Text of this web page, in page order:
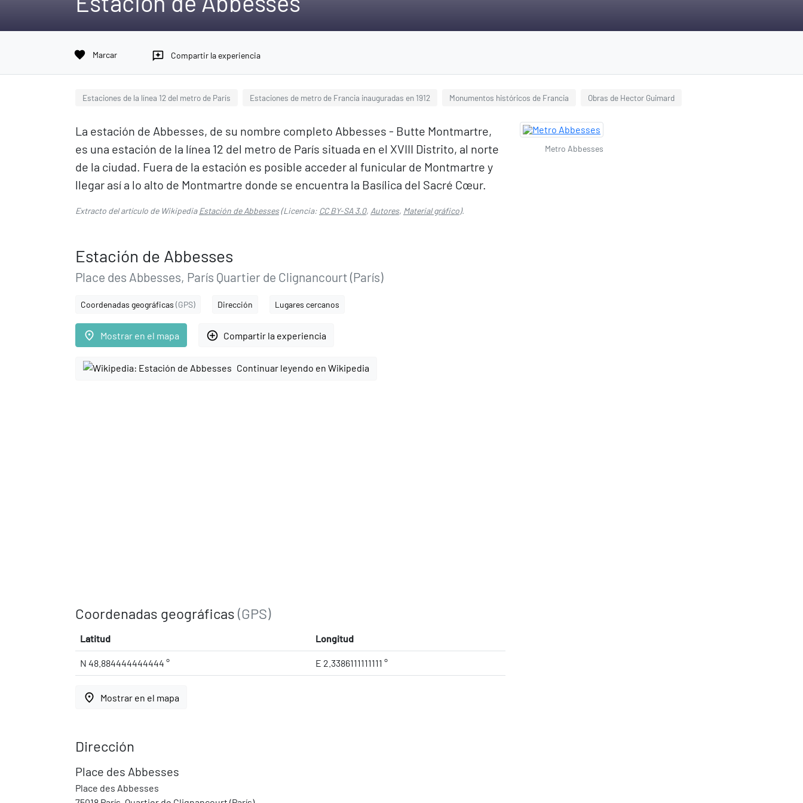
favorite Marcar reviews Compartir la experiencia
Estaciones de la línea 12 del metro de París Estaciones de metro de Francia inauguradas en 1912 Monumentos históricos de Francia Obras de Hector Guimard
La estación de Abbesses, de su nombre completo Abbesses - Butte Montmartre,
es una estación de la línea 12 del metro de París situada en el XVIII Distrito, al norte
de la ciudad. Fuera de la estación es posible acceder al funicular de Montmartre y
llegar así a lo alto de Montmartre donde se encuentra la Basílica del Sacré Cœur.
Extracto del artículo de WikipediaEstación de Abbesses(Licencia: CC BY-SA 3.0, Autores, Material gráfico).
Estación de Abbesses
Place des Abbesses, París Quartier de Clignancourt (París)
Coordenadas geográficas (GPS) Dirección Lugares cercanos
place Mostrar en el mapa add_circle_outline Compartir la experiencia
Continuar leyendo en Wikipedia
Coordenadas geográficas (GPS)
Latitud Longitud
N 48.884444444444 ° E 2.3386111111111 °
place Mostrar en el mapa
Dirección
Place des Abbesses
Place des Abbesses
Metro Abbesses